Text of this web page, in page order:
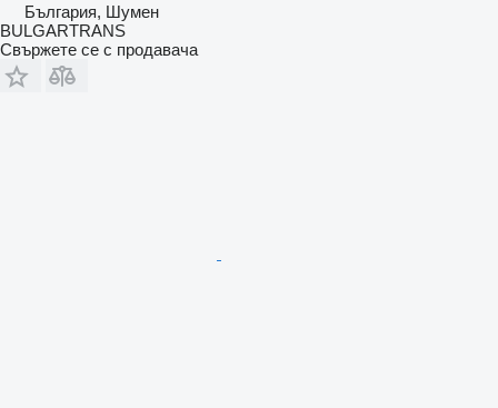
България, Шумен
BULGARTRANS
Свържете се с продавача